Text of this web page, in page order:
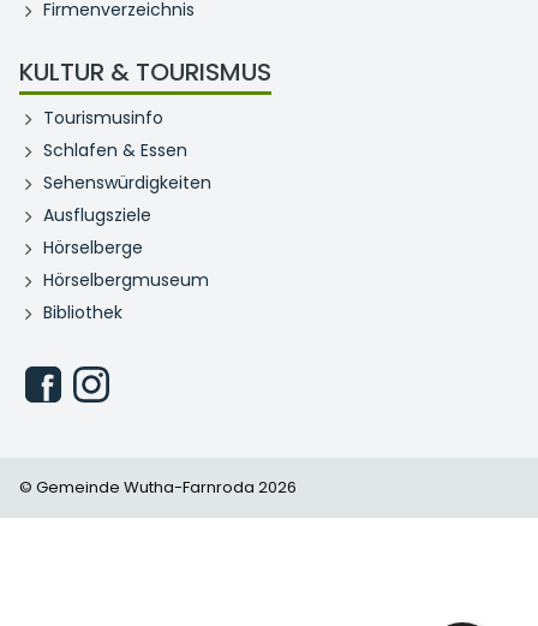
Firmenverzeichnis
KULTUR & TOURISMUS
Tourismusinfo
Schlafen & Essen
Sehenswürdigkeiten
Ausflugsziele
Hörselberge
Hörselbergmuseum
Bibliothek
© Gemeinde Wutha-Farnroda 2026